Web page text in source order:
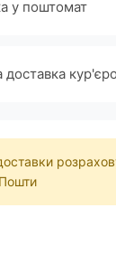
у поштомат
доставка